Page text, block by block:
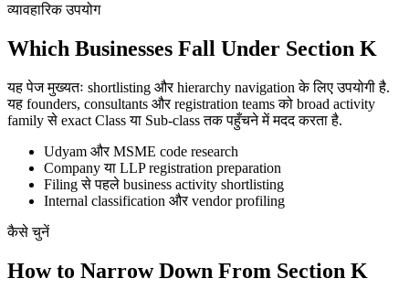
व्यावहारिक उपयोग
Which Businesses Fall Under Section K
यह पेज मुख्यतः shortlisting और hierarchy navigation के लिए उपयोगी है.
यह founders, consultants और registration teams को broad activity
family से exact Class या Sub-class तक पहुँचने में मदद करता है.
Udyam और MSME code research
Company या LLP registration preparation
Filing से पहले business activity shortlisting
Internal classification और vendor profiling
कैसे चुनें
How to Narrow Down From Section K